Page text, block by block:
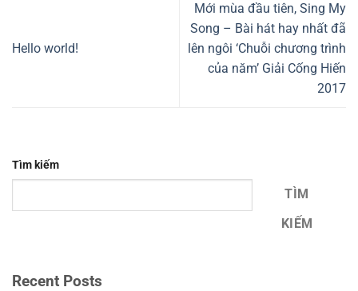
Hello world!
Mới mùa đầu tiên, Sing My
Song – Bài hát hay nhất đã
lên ngôi ‘Chuỗi chương trình
của năm’ Giải Cống Hiến
2017
Tìm kiếm
TÌM
KIẾM
Recent Posts